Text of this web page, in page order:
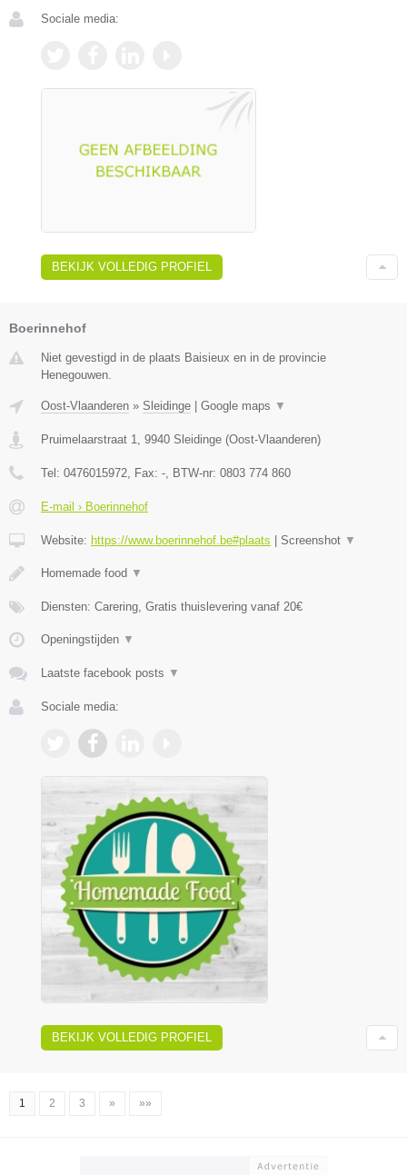
Sociale media:
BEKIJK VOLLEDIG PROFIEL
Boerinnehof
Niet gevestigd in de plaats Baisieux en in de provincie
Henegouwen.
Oost-Vlaanderen » Sleidinge Google maps ▼
Pruimelaarstraat 1 9940 Sleidinge (Oost-Vlaanderen)
Tel: 0476015972 , Fax: - , BTW-nr: 0803 774 860
E-mail › Boerinnehof
Website: https://www.boerinnehof.be#plaats Screenshot ▼
Homemade food ▼
Diensten: Carering, Gratis thuislevering vanaf 20€
Openingstijden ▼
Laatste facebook posts ▼
Sociale media:
BEKIJK VOLLEDIG PROFIEL
1 2 3 » »»